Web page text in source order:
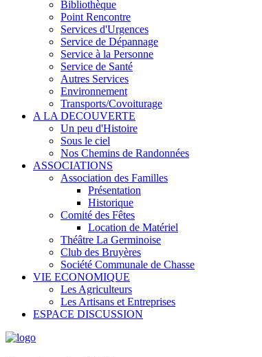
Bibliothèque
Point Rencontre
Services d'Urgences
Service de Dépannage
Service à la Personne
Service de Santé
Autres Services
Environnement
Transports/Covoiturage
A LA DECOUVERTE
Un peu d'Histoire
Sous le ciel
Nos Chemins de Randonnées
ASSOCIATIONS
Association des Familles
Présentation
Historique
Comité des Fêtes
Location de Matériel
Théâtre La Germinoise
Club des Bruyères
Société Communale de Chasse
VIE ECONOMIQUE
Les Agriculteurs
Les Artisans et Entreprises
ESPACE DISCUSSION